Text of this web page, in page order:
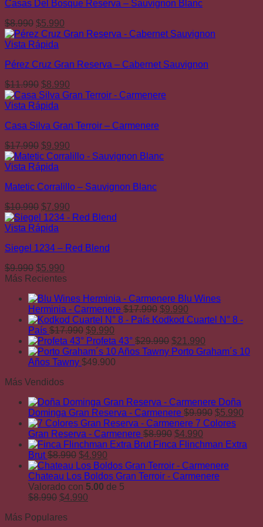
$6.990.$4.290.
Casas Del Bosque Reserva – Sauvignon Blanc
$8.990 El
precio
original
$8.990.
$5.990
precio
$5.990.
Vista Rápida
Pérez Cruz Gran Reserva – Cabernet Sauvignon
$11.990 El
precio
original
$11.990.
$8.990
precio
$8.990.
Vista Rápida
Casa Silva Gran Terroir – Carmenere
$17.990 El
precio
original
$17.990.
$9.990
precio
$9.990.
Vista Rápida
Matetic Corralillo – Sauvignon Blanc
$10.990 El
precio
original
$10.990.
$7.990
precio
$7.990.
Vista Rápida
Siegel 1234 – Red Blend
$9.990 El
precio
era:
$9.990.
$5.990
precio
es:
$5.990.
Más Recientes
Blu Wines
Herminia - Carmenere $17.990 El
precio
era:
$17.990.
$9.990
precio
es:
$9.990.
Kodkod Cuartel N° 8 -
País $17.990 El
precio
original
era:
$9.990
precio
actual
es:
Profeta 43° $29.990 El
precio
$21.990
precio
Porto Graham´s 10
Años Tawny $49.900
Más Vendidos
Doña
Dominga Gran Reserva - Carmenere $9.990 El
precio
era:
$5.990
es:
7 Colores
Gran Reserva - Carmenere $8.990 El
precio
era:
$8.990.
$4.990
precio
es:
$4.990.
Finca Flinchman Extra
Brut $8.990 El
precio
original
era:
$8.990.
$4.990
precio
actual
es:
Chateau Los Boldos Gran Terroir - Carmenere
Valorado con 5.00 de 5
$8.990 El
original
$4.990
Más Populares